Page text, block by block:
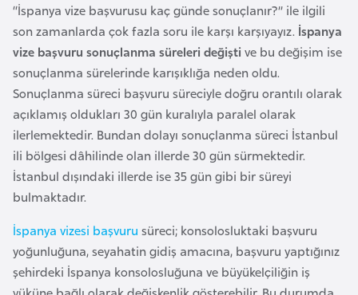
“İspanya vize başvurusu kaç günde sonuçlanır?” ile ilgili
son zamanlarda çok fazla soru ile karşı karşıyayız. İspanya
vize başvuru sonuçlanma süreleri değişti ve bu değişim ise
sonuçlanma sürelerinde karışıklığa neden oldu.
Sonuçlanma süreci başvuru süreciyle doğru orantılı olarak
açıklamış oldukları 30 gün kuralıyla paralel olarak
ilerlemektedir. Bundan dolayı sonuçlanma süreci İstanbul
ili bölgesi dâhilinde olan illerde 30 gün sürmektedir.
İstanbul dışındaki illerde ise 35 gün gibi bir süreyi
bulmaktadır.
İspanya vizesi başvuru süreci; konsolosluktaki başvuru
yoğunluğuna, seyahatin gidiş amacına, başvuru yaptığınız
şehirdeki İspanya konsolosluğuna ve büyükelçiliğin iş
u
s
t
u
r
y
a
A
e
r
b